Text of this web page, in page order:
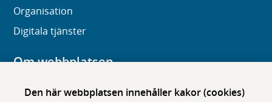
Den här webbplatsen innehåller kakor (cookies)
Organisation
Digitala tjänster
Om webbplatsen
Om karolinska.se